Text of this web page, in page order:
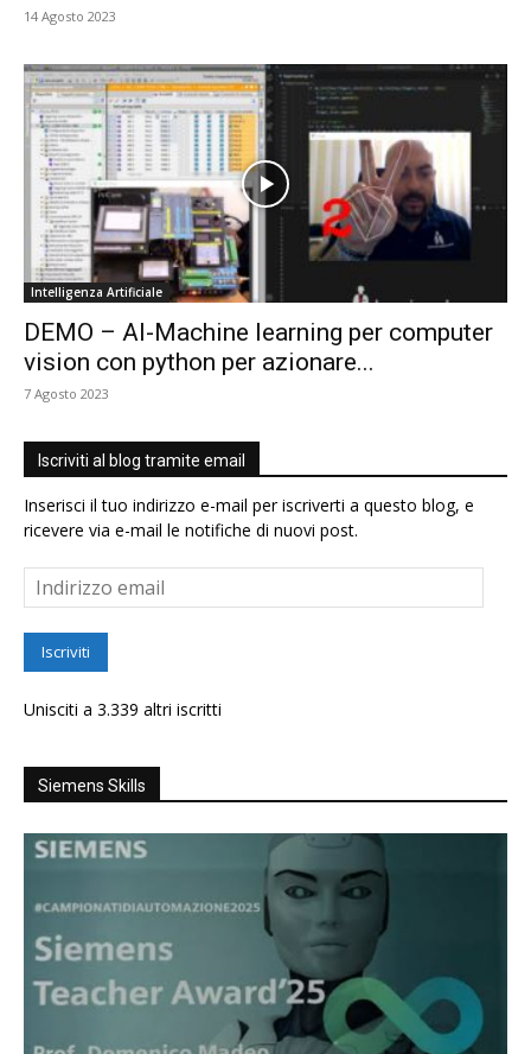
14 Agosto 2023
Intelligenza Artificiale
DEMO – AI-Machine learning per computer
vision con python per azionare...
7 Agosto 2023
Iscriviti al blog tramite email
Inserisci il tuo indirizzo e-mail per iscriverti a questo blog, e
ricevere via e-mail le notifiche di nuovi post.
Indirizzo
email
Iscriviti
Unisciti a 3.339 altri iscritti
Siemens Skills